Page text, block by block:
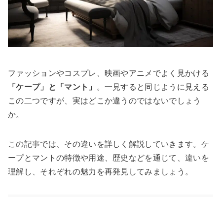
ファッションやコスプレ、映画やアニメでよく見かける
「ケープ」と「マント」
。一見すると同じように見える
この二つですが、実はどこか違うのではないでしょう
か。
この記事では、その違いを詳しく解説していきます。ケ
ープとマントの特徴や用途、歴史などを通じて、違いを
理解し、それぞれの魅力を再発見してみましょう。